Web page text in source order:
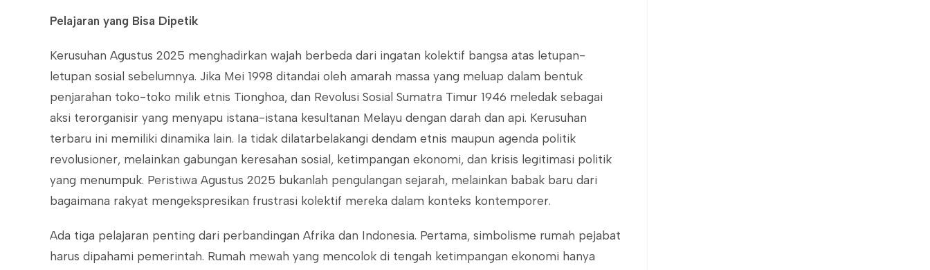
Pelajaran yang Bisa Dipetik
Kerusuhan Agustus 2025 menghadirkan wajah berbeda dari ingatan kolektif bangsa atas letupan-
letupan sosial sebelumnya. Jika Mei 1998 ditandai oleh amarah massa yang meluap dalam bentuk
penjarahan toko-toko milik etnis Tionghoa, dan Revolusi Sosial Sumatra Timur 1946 meledak sebagai
aksi terorganisir yang menyapu istana-istana kesultanan Melayu dengan darah dan api. Kerusuhan
terbaru ini memiliki dinamika lain. Ia tidak dilatarbelakangi dendam etnis maupun agenda politik
revolusioner, melainkan gabungan keresahan sosial, ketimpangan ekonomi, dan krisis legitimasi politik
yang menumpuk. Peristiwa Agustus 2025 bukanlah pengulangan sejarah, melainkan babak baru dari
bagaimana rakyat mengekspresikan frustrasi kolektif mereka dalam konteks kontemporer.
Ada tiga pelajaran penting dari perbandingan Afrika dan Indonesia. Pertama, simbolisme rumah pejabat
harus dipahami pemerintah. Rumah mewah yang mencolok di tengah ketimpangan ekonomi hanya